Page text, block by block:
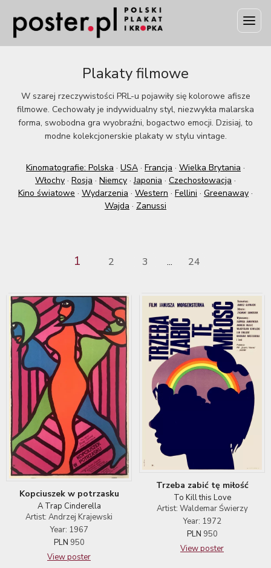
Plakaty filmowe
W szarej rzeczywistości PRL-u pojawiły się kolorowe afisze
filmowe. Cechowały je indywidualny styl, niezwykła malarska
forma, swobodna gra wyobraźni, bogactwo emocji. Dzisiaj, to
modne kolekcjonerskie plakaty w stylu vintage.
Kinomatografie: Polska · USA · Francja · Wielka Brytania ·
Włochy · Rosja · Niemcy ·Japonia · Czechosłowacja ·
Kino światowe · Wydarzenia · Western · Fellini · Greenaway ·
Wajda · Zanussi
1 2 3 ... 24
Kopciuszek w potrzasku
A Trap Cinderella
Artist: Andrzej Krajewski
Year: 1967
PLN 950
View poster
Trzeba zabić tę miłość
To Kill this Love
Artist: Waldemar Świerzy
Year: 1972
PLN 950
View poster